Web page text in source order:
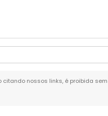
nossos links, é proibida